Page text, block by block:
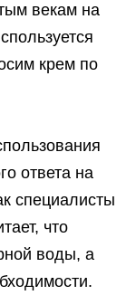
векам на
крем по
ответа на
специалисты
что
воды, а